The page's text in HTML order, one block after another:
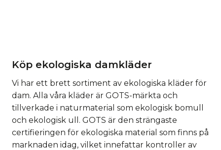
Köp ekologiska damkläder
Vi har ett brett sortiment av ekologiska kläder för
dam. Alla våra kläder är GOTS-märkta och
tillverkade i naturmaterial som ekologisk bomull
och ekologisk ull. GOTS är den strängaste
certifieringen för ekologiska material som finns på
marknaden idag, vilket innefattar kontroller av